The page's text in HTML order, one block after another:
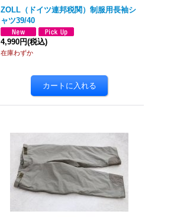
ZOLL（ドイツ連邦税関）制服用長袖シ
ャツ39/40
4,990円(税込)
在庫わずか